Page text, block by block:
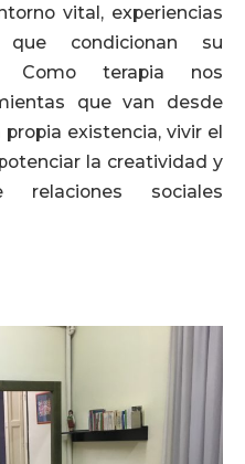
vital, experiencias
condicionan su
Como terapia nos
que van desde
existencia, vivir el
la creatividad y
sociales